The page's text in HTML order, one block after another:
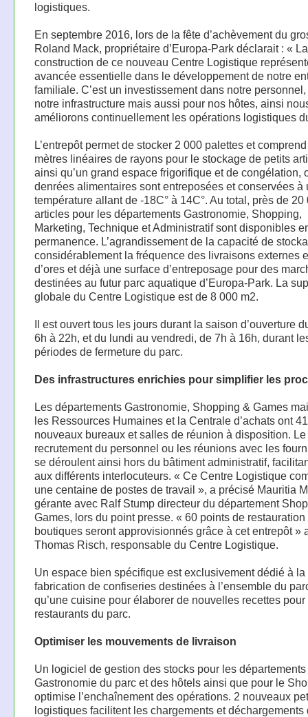
logistiques.
En septembre 2016, lors de la fête d’achèvement du
Roland Mack, propriétaire d’Europa-Park déclarait : « La
construction de ce nouveau Centre Logistique
avancée essentielle dans le développement de notre
familiale. C’est un investissement dans notre
notre infrastructure mais aussi pour nos hôtes, ainsi
améliorons continuellement les opérations logistiques
L’entrepôt permet de stocker 2 000 palettes et
mètres linéaires de rayons pour le stockage de petits
ainsi qu’un grand espace frigorifique et de congélation,
denrées alimentaires sont entreposées et conservées à
température allant de -18C° à 14C°. Au total, près de 20
articles pour les départements Gastronomie, Shopping,
Marketing, Technique et Administratif sont disponibles
permanence. L’agrandissement de la capacité de
considérablement la fréquence des livraisons externes
d’ores et déjà une surface d’entreposage pour des
destinées au futur parc aquatique d’Europa-Park. La
globale du Centre Logistique est de 8 000 m2.
Il est ouvert tous les jours durant la saison d’ouverture
6h à 22h, et du lundi au vendredi, de 7h à 16h, durant
périodes de fermeture du parc.
Des infrastructures enrichies pour simplifier les
Les départements Gastronomie, Shopping & Games
les Ressources Humaines et la Centrale d’achats ont 41
nouveaux bureaux et salles de réunion à disposition. Le
recrutement du personnel ou les réunions avec les
se déroulent ainsi hors du bâtiment administratif,
aux différents interlocuteurs. « Ce Centre Logistique
une centaine de postes de travail », a précisé Mauritia
gérante avec Ralf Stump directeur du département
Games, lors du point presse. « 60 points de restauration
boutiques seront approvisionnés grâce à cet entrepôt »
Thomas Risch, responsable du Centre Logistique.
Un espace bien spécifique est exclusivement dédié à la
fabrication de confiseries destinées à l’ensemble du
qu’une cuisine pour élaborer de nouvelles recettes pour
restaurants du parc.
Optimiser les mouvements de livraison
Un logiciel de gestion des stocks pour les départements
Gastronomie du parc et des hôtels ainsi que pour le
optimise l’enchaînement des opérations. 2 nouveaux
logistiques facilitent les chargements et déchargements